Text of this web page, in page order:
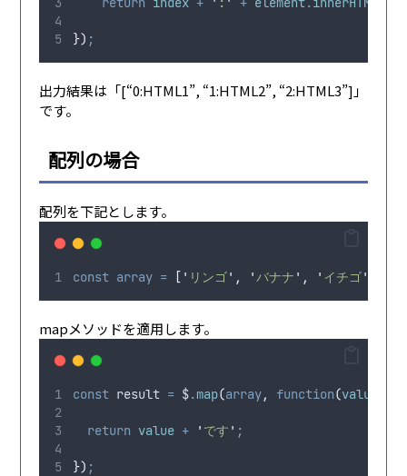
}) ;
出力結果は「[“0:HTML1”, “1:HTML2”, “2:HTML3”]」
です。
配列の場合
配列を下記とします。
const array = [ ' リンゴ' , 'バナナ ' , ' イチゴ'
mapメソッドを適用します。
const result = $.map(array, function(value
return value + ' です ' ;
}) ;